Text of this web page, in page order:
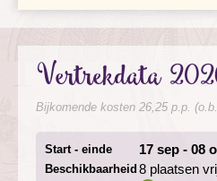
Wil je er zelf op uit in het
metro, autoriksja of de
voor verrassingen wilt komen
Laat je betoveren door
Vertrekdata
Bijkomende kosten 26,25 p.p.
Start - einde 17 sep - 08
Beschikbaarheid 8 plaatsen